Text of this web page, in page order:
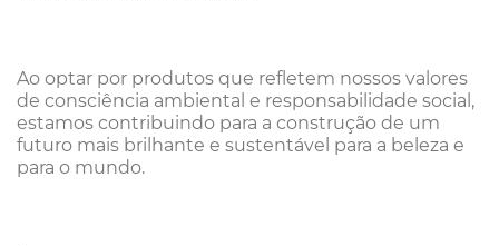
Ao optar por produtos que refletem nossos valores
de consciência ambiental e responsabilidade social,
estamos contribuindo para a construção de um
futuro mais brilhante e sustentável para a beleza e
para o mundo.